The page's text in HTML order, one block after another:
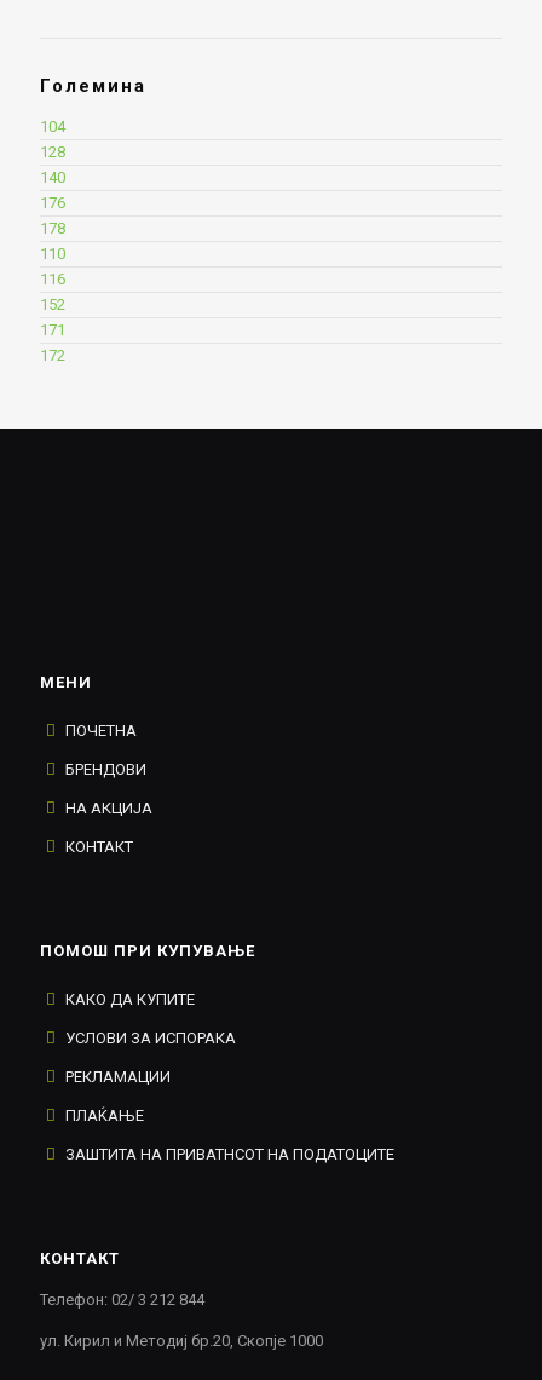
Големина
104
128
140
176
178
110
116
152
171
172
МЕНИ
ПОЧЕТНА
БРЕНДОВИ
НА АКЦИЈА
КОНТАКТ
ПОМОШ ПРИ КУПУВАЊЕ
КАКО ДА КУПИТЕ
УСЛОВИ ЗА ИСПОРАКА
РЕКЛАМАЦИИ
ПЛАЌАЊЕ
ЗАШТИТА НА ПРИВАТНСОТ НА ПОДАТОЦИТЕ
КОНТАКТ
Телефон: 02/ 3 212 844
ул. Кирил и Методиј бр.20, Скопје 1000